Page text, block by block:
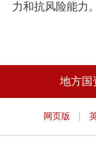
力和抗风险能力。
地方国
网页版 |